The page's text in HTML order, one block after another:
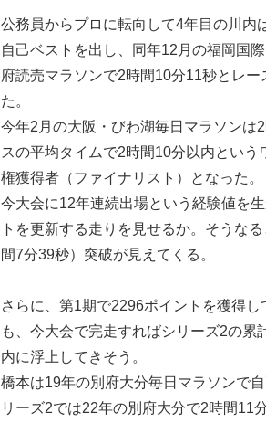
公務員からプロに転向して4年目の川内
自己ベストを出し、同年12月の福岡国
府読売マラソンで2時間10分11秒とレ
た。
今年2月の大阪・びわ湖毎日マラソンは
スの平均タイムで2時間10分以内とい
権獲得者（ファイナリスト）となった。
今大会に12年連続出場という経験値を
トを更新する走りを見せるか。そうな
間7分39秒）突破が見えてくる。
さらに、第1期で2296ポイントを獲得し
も、今大会で完走すればシリーズ2の
内に浮上してきそう。
橋本は19年の別府大分毎日マラソンで
リーズ2では22年の別府大分で2時間11